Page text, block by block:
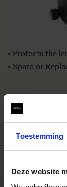
Toestemming
Deze website
• Lens Hood
• Blocking
• Protects the
• Spare or